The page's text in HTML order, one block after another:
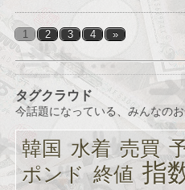
1 2 3 4 »
タグクラウド
今話題になっている、みんなの
韓国 水着 売買
ポンド 終値 指